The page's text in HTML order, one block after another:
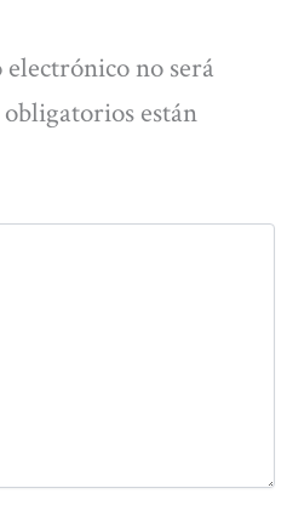
no será
obligatorios están